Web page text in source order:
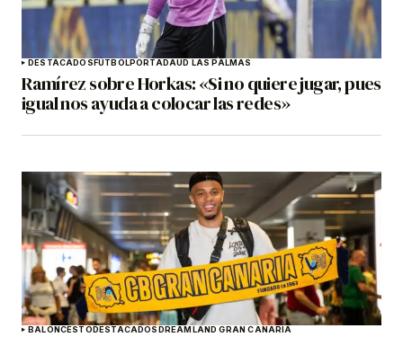
DESTACADOSFÚTBOLPORTADAUD LAS PALMAS
Ramírez sobre Horkas: «Si no quiere jugar, pues
igual nos ayuda a colocar las redes»
BALONCESTODESTACADOSDREAMLAND GRAN CANARIA